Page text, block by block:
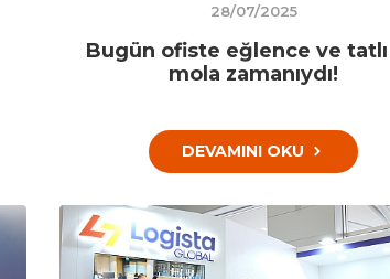
28/07/2025
Bugün ofiste eğlence ve
mola zamanıydı!
DEVAMINI OKU